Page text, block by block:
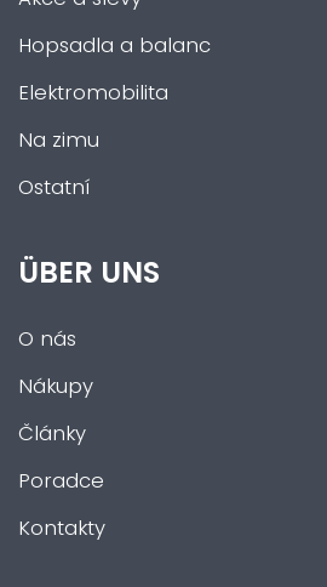
Hopsadla a balanc
Elektromobilita
Na zimu
Ostatní
ÜBER UNS
O nás
Nákupy
Články
Poradce
Kontakty